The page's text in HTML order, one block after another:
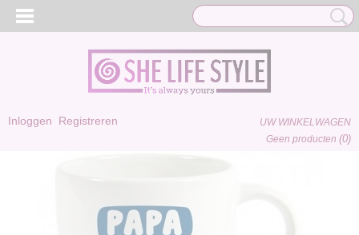
Inloggen Registreren
UW WINKELWAGEN
Geen producten (0)